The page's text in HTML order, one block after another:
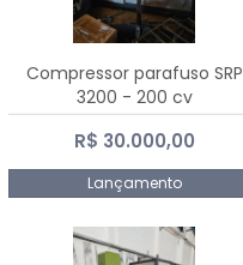
Compressor parafuso SRP
3200 - 200 cv
R$ 30.000,00
Lançamento